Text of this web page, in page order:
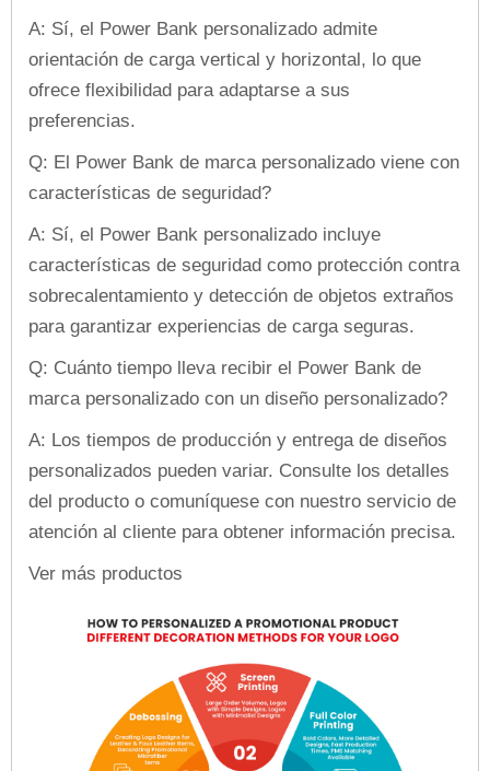
A: Sí, el Power Bank personalizado admite
orientación de carga vertical y horizontal, lo que
ofrece flexibilidad para adaptarse a sus
preferencias.
Q: El Power Bank de marca personalizado viene con
características de seguridad?
A: Sí, el Power Bank personalizado incluye
características de seguridad como protección contra
sobrecalentamiento y detección de objetos extraños
para garantizar experiencias de carga seguras.
Q: Cuánto tiempo lleva recibir el Power Bank de
marca personalizado con un diseño personalizado?
A: Los tiempos de producción y entrega de diseños
personalizados pueden variar. Consulte los detalles
del producto o comuníquese con nuestro servicio de
atención al cliente para obtener información precisa.
Ver más productos